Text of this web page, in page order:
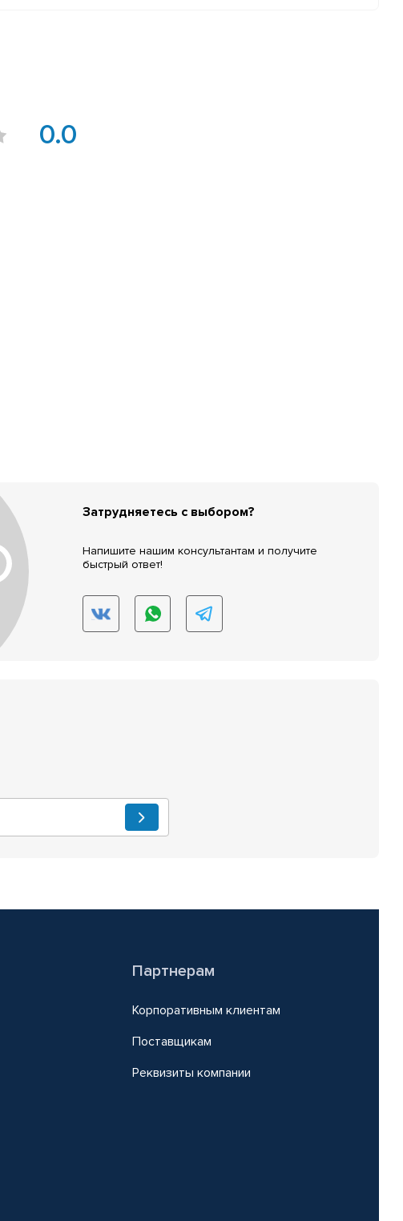
0.0
Затрудняетесь с выбором?
Напишите нашим консультантам и получите
быстрый ответ!
Партнерам
Корпоративным клиентам
Поставщикам
Реквизиты компании